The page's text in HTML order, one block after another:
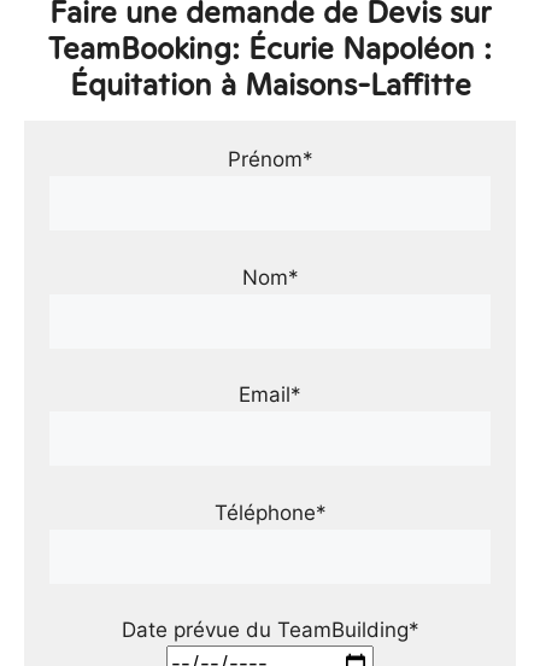
Faire une demande de Devis sur
TeamBooking: Écurie Napoléon :
Équitation à Maisons-Laffitte
Prénom*
Nom*
Email*
Téléphone*
Date prévue du TeamBuilding*